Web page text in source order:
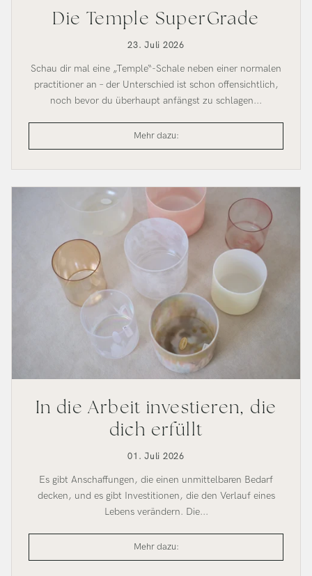
Die Temple SuperGrade
23. Juli 2026
Schau dir mal eine „Temple“-Schale neben einer normalen
practitioner an – der Unterschied ist schon offensichtlich,
noch bevor du überhaupt anfängst zu schlagen...
Mehr dazu:Der
SuperGrade
In die Arbeit investieren, die
dich erfüllt
01. Juli 2026
Es gibt Anschaffungen, die einen unmittelbaren Bedarf
decken, und es gibt Investitionen, die den Verlauf eines
Lebens verändern. Die...
Mehr dazu:Investiere
die